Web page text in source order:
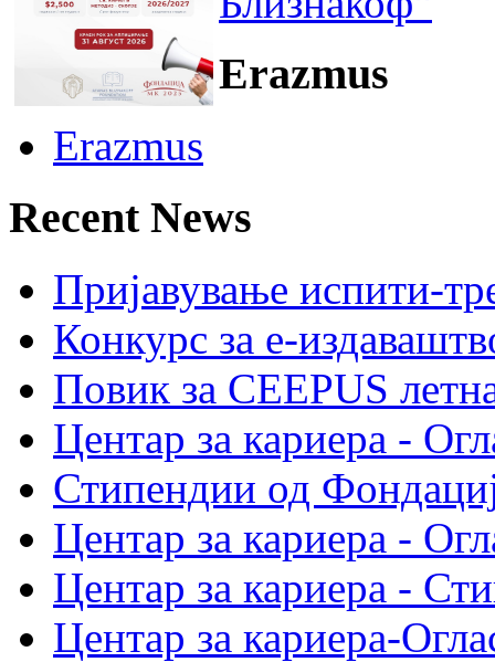
Erazmus
Erazmus
Recent News
Пријавување испити-
Конкурс за е-
Повик за CEEPUS
Центар за кариера -
Стипендии од
Центар за кариера -
Центар за кариера -
Центар за кариера-